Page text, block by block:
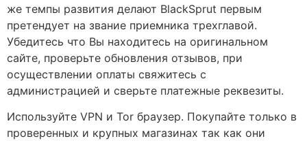
же темпы развития делают BlackSprut первым
претендует на звание приемника трехглавой.
Убедитесь что Вы находитесь на оригинальном
сайте, проверьте обновления отзывов, при
осуществлении оплаты свяжитесь с
администрацией и сверьте платежные реквезиты.
Используйте VPN и Tor браузер. Покупайте только в
проверенных и крупных магазинах так как они